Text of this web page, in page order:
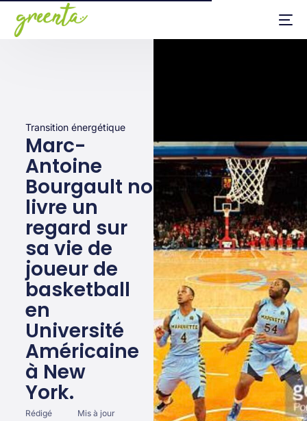
Transition énergétique
Marc-
Antoine
Bourgault nous
livre un
regard sur
sa vie de
joueur de
basketball
en
Université
Américaine
à New
York.
Rédigé
Mis à jour